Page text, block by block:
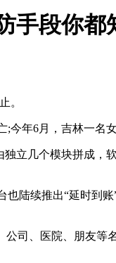
手段你都
。
今年6月，吉林一名
立几个模块拼成，
陆续推出“延时到
司、医院、朋友